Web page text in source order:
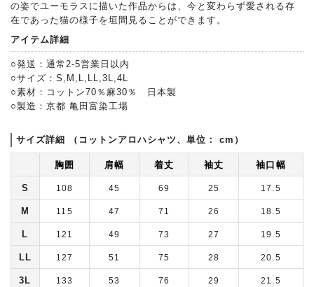
の姿でユーモラスに描いた作品からは、今と変わらず愛される存
在であった猫の様子を垣間見ることができます。
アイテム詳細
○発送：通常2-5営業日以内
○サイズ：S,M,L,LL,3L,4L
○素材：コットン70％麻30％ 日本製
○製造：京都 亀田富染工場
サイズ詳細 （コットンアロハシャツ、単位： cm）
胸囲 肩幅 着丈 袖丈 袖口幅
S 108 45 69 25 17.5
M 115 47 71 26 18.5
L 121 49 73 27 19.5
LL 127 51 75 28 20.5
3L 133 53 76 29 21.5